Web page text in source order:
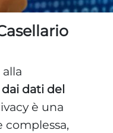
dati del
è una